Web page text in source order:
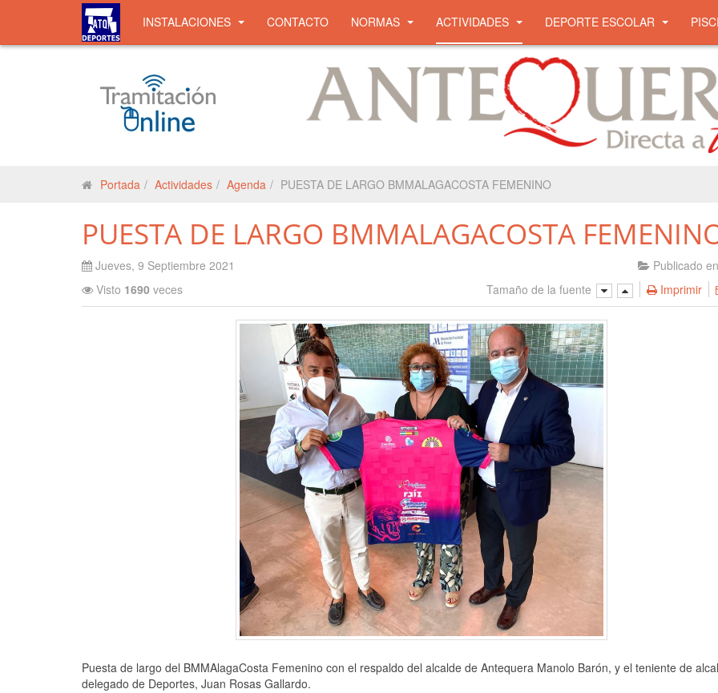
INSTALACIONES CONTACTO NORMAS ACTIVIDADES DEPORTE ESCOLAR
Portada Actividades Agenda PUESTA DE LARGO BMMALAGACOSTA FEMENINO
PUESTA DE LARGO BMMALAGACOSTA
Jueves, 9 Septiembre 2021 Publicado en
Visto 1690 veces Tamaño de la fuente Imprimir
Puesta de largo del BMMAlagaCosta Femenino con el respaldo del alcalde de Antequera Manolo Barón, y el teniente de
delegado de Deportes, Juan Rosas Gallardo.